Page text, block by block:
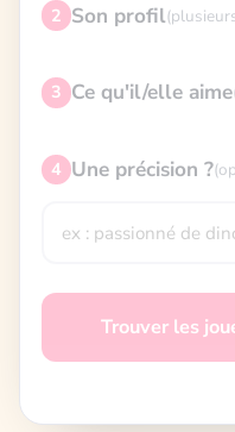
2 Son profil
3 Ce qu'il/elle aime
4 Une précision ?
Trouver les